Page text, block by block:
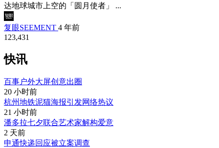
达地球城市上空的「圆月使者」 ...
复眼SEEMENT 4 年前
123,431
快讯
百事户外大屏创意出圈
20 小时前
杭州地铁泥猫海报引发网络热议
21 小时前
潘多拉七夕联合艺术家解构爱意
2 天前
申通快递回应被立案调查